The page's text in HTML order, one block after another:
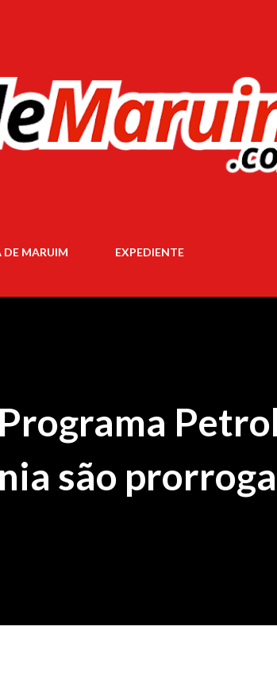
DE MARUIM EXPEDIENTE
são